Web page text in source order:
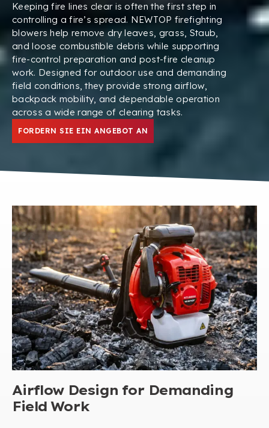
Keeping fire lines clear is often the first step in
controlling a fire’s spread. NEWTOP firefighting
blowers help remove dry leaves, grass, Staub,
and loose combustible debris while supporting
fire-control preparation and post-fire cleanup
work. Designed for outdoor use and demanding
field conditions,they provide strong airflow,
backpack mobility, and dependable operation
across a wide range of clearing tasks.
FORDERN SIE EIN ANGEBOT AN
Airflow Design for Demanding
Field Work